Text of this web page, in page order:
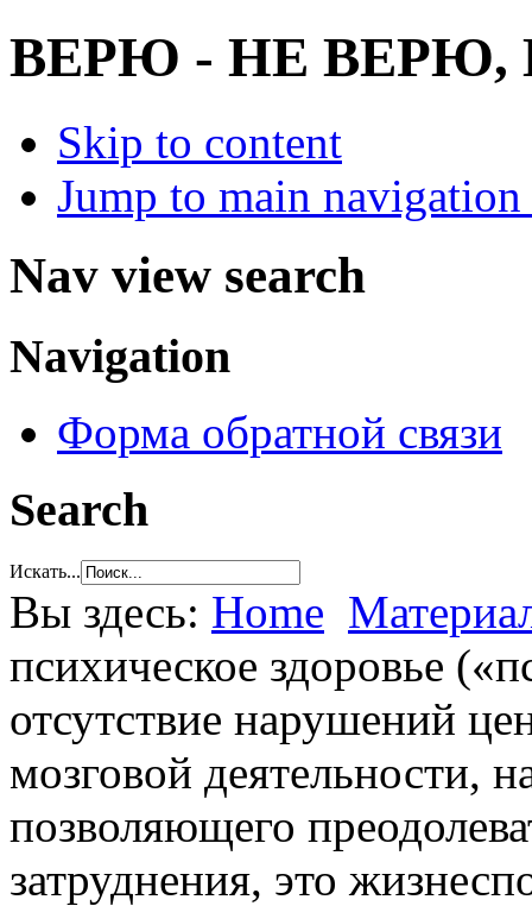
ВЕРЮ - НЕ
Skip to content
Jump to main
Nav view search
Navigation
Форма обратной связи
Search
Искать...
Вы здесь: Home
психическое здоровье
отсутствие нарушений
мозговой деятельности,
позволяющего
затруднения, это